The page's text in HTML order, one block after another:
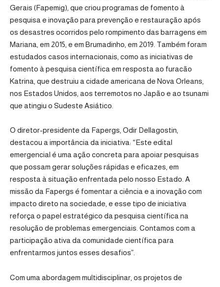
Gerais (Fapemig), que criou programas de fomento à
pesquisa e inovação para prevenção e restauração após
os desastres ocorridos pelo rompimento das barragens em
Mariana, em 2015, e em Brumadinho, em 2019. Também foram
estudados casos internacionais, como as iniciativas de
fomento à pesquisa científica em resposta ao furacão
Katrina, que destruiu a cidade americana de Nova Orleans,
nos Estados Unidos, aos terremotos no Japão e ao tsunami
que atingiu o Sudeste Asiático.
O diretor-presidente da Fapergs, Odir Dellagostin,
destacou a importância da iniciativa: “Este edital
emergencial é uma ação concreta para apoiar pesquisas
que possam gerar soluções rápidas e eficazes, em
resposta à situação enfrentada pelo nosso Estado. A
missão da Fapergs é fomentar a ciência e a inovação com
impacto direto na sociedade, e esse tipo de iniciativa
reforça o papel estratégico da pesquisa científica na
resolução de problemas emergenciais. Contamos com a
participação ativa da comunidade científica para
enfrentarmos juntos esses desafios”.
Com uma abordagem multidisciplinar, os projetos de